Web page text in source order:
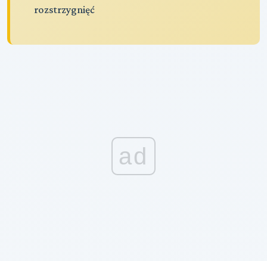
rozstrzygnięć
ad